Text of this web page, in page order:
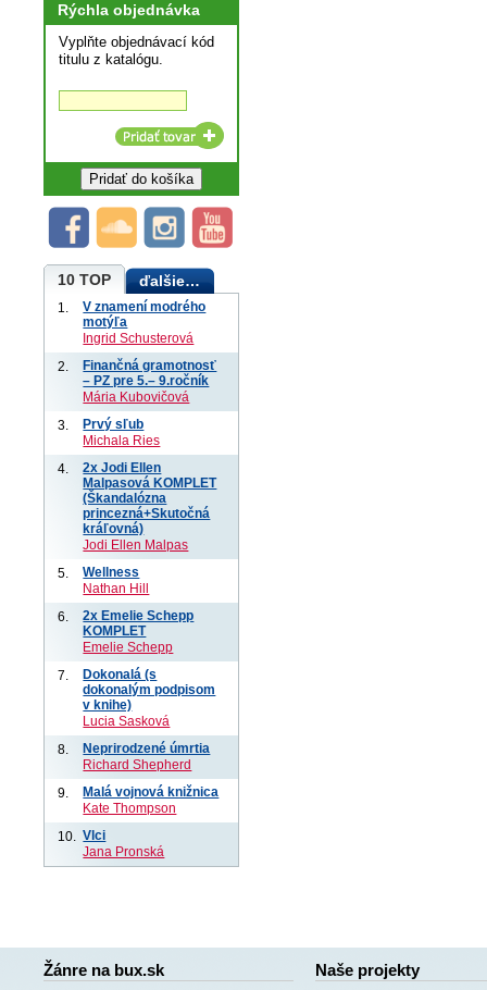
Rýchla objednávka
Vyplňte objednávací kód
titulu z katalógu.
10 TOP ďalšie…
1.
V znamení modrého
motýľa
Ingrid Schusterová
2.
Finančná gramotnosť
– PZ pre 5.– 9.ročník
Mária Kubovičová
3.
Prvý sľub
Michala Ries
4.
2x Jodi Ellen
Malpasová KOMPLET
(Škandalózna
princezná+Skutočná
kráľovná)
Jodi Ellen Malpas
5.
Wellness
Nathan Hill
6.
2x Emelie Schepp
KOMPLET
Emelie Schepp
7.
Dokonalá (s
dokonalým podpisom
v knihe)
Lucia Sasková
8.
Neprirodzené úmrtia
Richard Shepherd
9.
Malá vojnová knižnica
Kate Thompson
10.
Vlci
Jana Pronská
Žánre na bux.sk Naše projekty